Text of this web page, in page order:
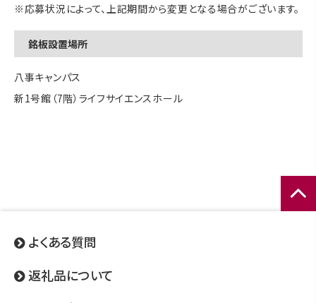
※応募状況によって、上記期間から変更となる場合がございます。
銘板設置場所
八事キャンパス
新1号館（7階）ライフサイエンスホール
ページ
よくある質問
返礼品について